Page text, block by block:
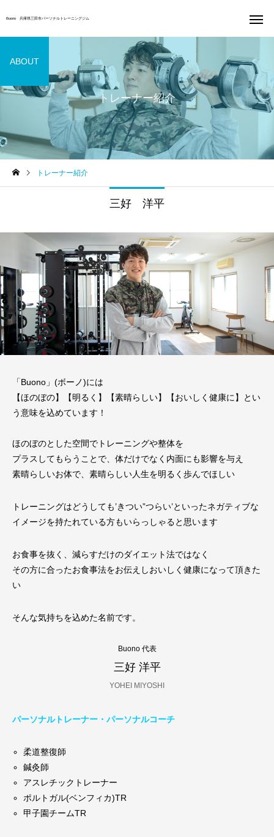
Buono 兵庫県三田市パーソナルトレーニングジム
トレーニング 食事改
トレーナー紹介
ABOUT
トレーナー紹介
三好 洋平
「Buono」(ボーノ)には
【ほのぼの】【明るく】【素晴らしい】【おいしく健康に】とい
う意味を込めています！
ほのぼのとした空間でトレーニングや整体を
プラスしてもらうことで、体だけでなく内面にも影響を与え
素晴らしいお体で、素晴らしい人生を明るく歩んでほしい
トレーニングはどうしても’きつい”つらい’といったネガティブな
イメージを持たれている方もいらっしゃると思います
お食事を抜く、減らすだけのダイエット法ではなく
その方に合ったお食事法をお伝えしおいしく健康になって頂きた
い
そんな気持ちを込めた名前です。
Buono 代表
三好 洋平
YOHEI MIYOSHI
パーソナルトレーナー・パーソナルコーチ
柔道整復師
鍼灸師
アスレチックトレーナー
ポルトガル(ベンフィカ)TR
甲子園チームTR